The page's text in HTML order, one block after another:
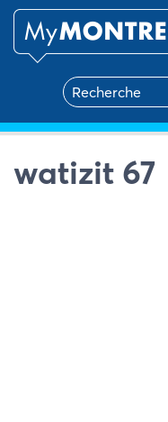
watizit 67